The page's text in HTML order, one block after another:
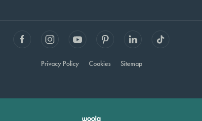
Privacy Policy Cookies Sitemap